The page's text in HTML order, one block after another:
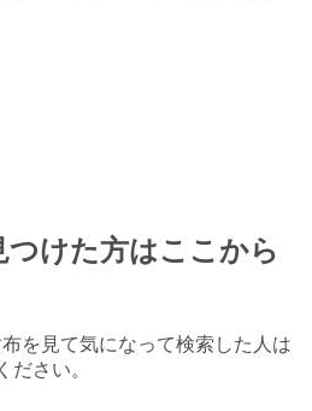
けた方はここから
を見て気になって検索した人は
ださい。